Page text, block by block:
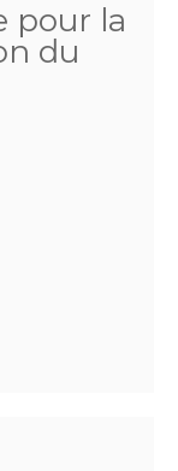
pour la
du